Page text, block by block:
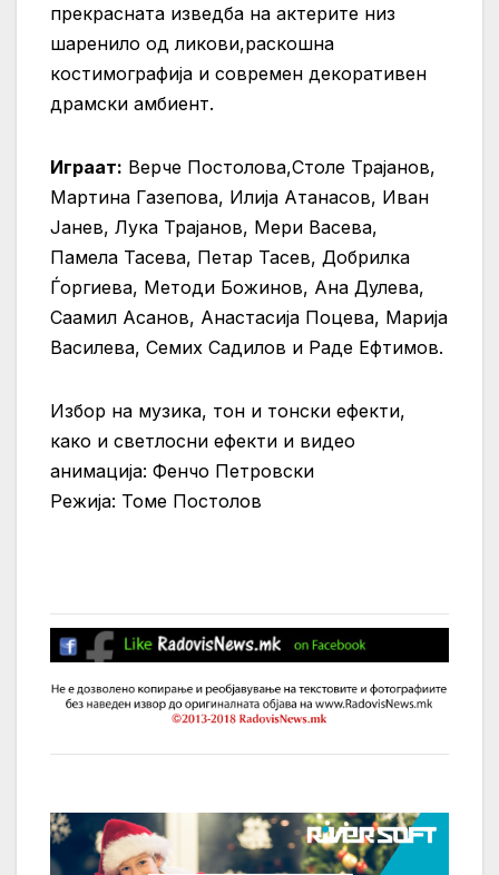
прекрасната изведба на актерите низ
шаренило од ликови,раскошна
костимографија и современ декоративен
драмски амбиент.
Играат: Верче Постолова,Столе Трајанов,
Мартина Газепова, Илија Атанасов, Иван
Јанев, Лука Трајанов, Мери Васева,
Памела Тасева, Петар Тасев, Добрилка
Ѓоргиева, Методи Божинов, Ана Дулева,
Саамил Асанов, Анастасија Поцева, Марија
Василева, Семих Садилов и Раде Ефтимов.
Избор на музика, тон и тонски ефекти,
како и светлосни ефекти и видео
анимација: Фенчо Петровски
Режија: Томе Постолов